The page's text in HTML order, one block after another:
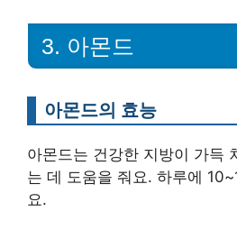
3. 아몬드
아몬드의 효능
아몬드는 건강한 지방이 가득
는 데 도움을 줘요. 하루에
요.